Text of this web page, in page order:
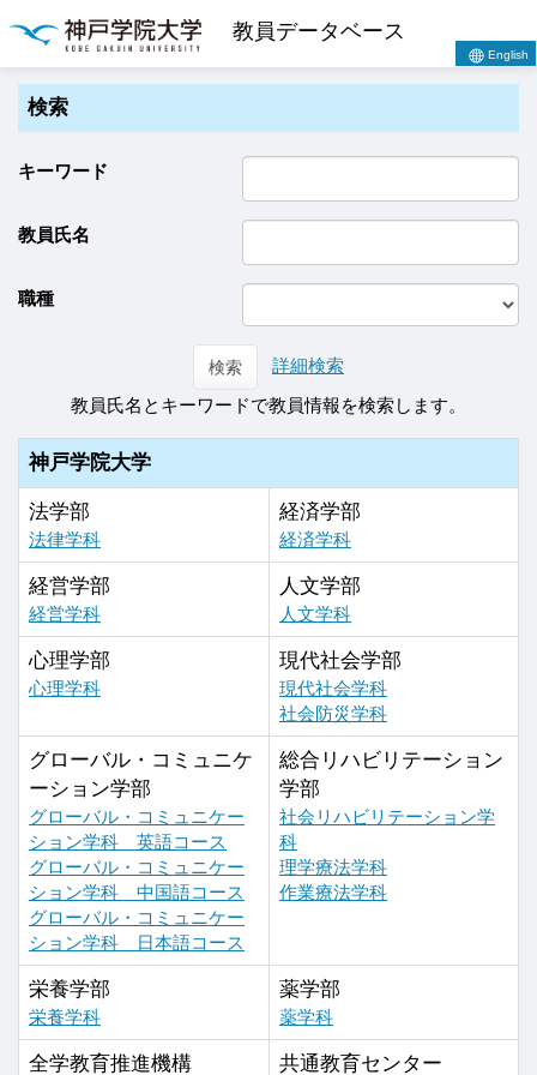
教員データベース
English
検索
キーワード
教員氏名
職種
検索
詳細検索
教員氏名とキーワードで教員情報を検索します。
神戸学院大学
法学部
法律学科
経済学部
経済学科
経営学部
経営学科
人文学部
人文学科
心理学部
心理学科
現代社会学部
現代社会学科
社会防災学科
グローバル・コミュニケ
ーション学部
グローバル・コミュニケー
ション学科 英語コース
グローバル・コミュニケー
ション学科 中国語コース
グローバル・コミュニケー
ション学科 日本語コース
総合リハビリテーション
学部
社会リハビリテーション学
科
理学療法学科
作業療法学科
栄養学部
栄養学科
薬学部
薬学科
全学教育推進機構 共通教育センター